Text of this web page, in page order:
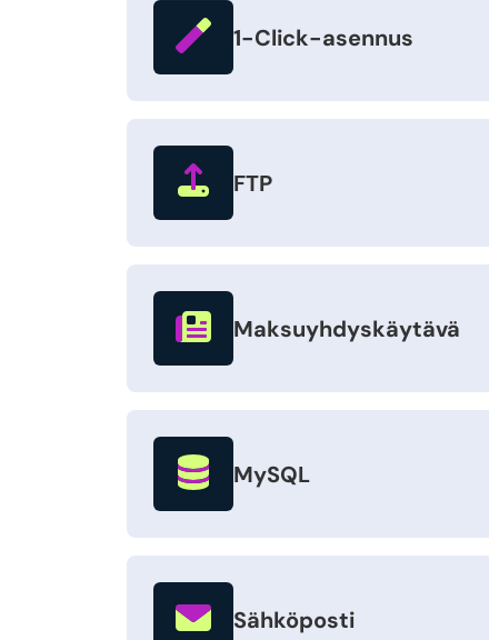
1-Click-asennus
FTP
Maksuyhdyskäytävä
MySQL
Sähköposti